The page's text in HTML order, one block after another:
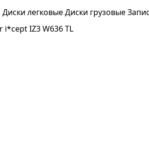
Диски легковыеДиски грузовые
i*cept IZ3 W636 TL